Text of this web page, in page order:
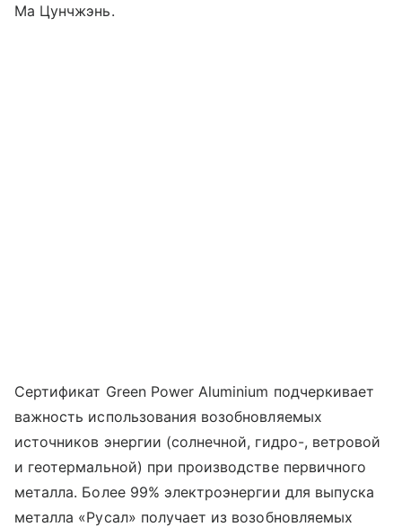
Ма Цунчжэнь.
Сертификат Green Power Aluminium подчеркивает
важность использования возобновляемых
источников энергии (солнечной, гидро-, ветровой
и геотермальной) при производстве первичного
металла. Более 99% электроэнергии для выпуска
металла «Русал» получает из возобновляемых